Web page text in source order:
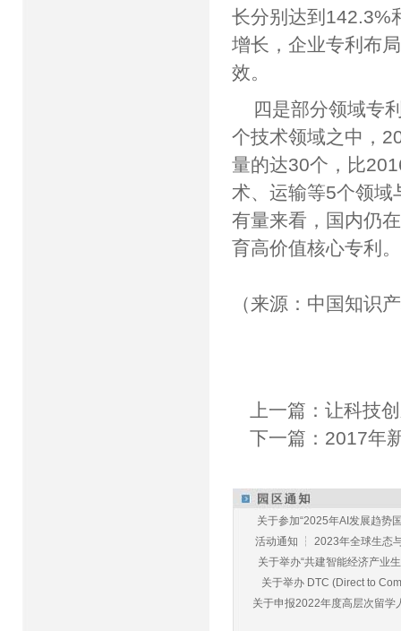
长分别达到142.3%
增长，企业专利布
效。
四是部分领域专
个技术领域之中，
量的达30个，比
术、运输等5个领域
有量来看，国内仍
育高价值核心专利。
（来源：中国知识
上一篇：让科技
下一篇： 2017年
关于参加“2025年AI发展趋势
活动通知 ┆ 2023年全球生态
关于举办“共建智能经济产业
关于举办 DTC (Direct to
关于申报2022年度高层次留学